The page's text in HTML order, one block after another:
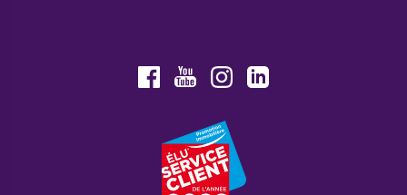
FacebookYoutubeInstagram